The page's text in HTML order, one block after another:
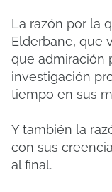
La razón por la
Elderbane, que
que admiración
investigación
tiempo en sus
Y también la
con sus
al final.